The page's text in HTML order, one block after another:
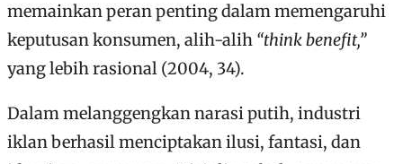
memainkan peran penting dalam memengaruhi
keputusan konsumen, alih-alih “think benefit,”
yang lebih rasional (2004, 34).
Dalam melanggengkan narasi putih, industri
iklan berhasil menciptakan ilusi, fantasi, dan